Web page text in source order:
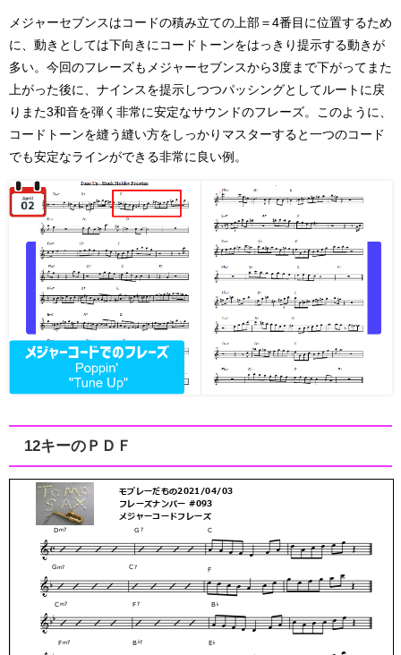
メジャーセブンスはコードの積み立ての上部＝4番目に位置するため
に、動きとしては下向きにコードトーンをはっきり提示する動きが
多い。今回のフレーズもメジャーセブンスから3度まで下がってまた
上がった後に、ナインスを提示しつつパッシングとしてルートに戻
りまた3和音を弾く非常に安定なサウンドのフレーズ。このように、
コードトーンを縫う縫い方をしっかりマスターすると一つのコード
でも安定なラインができる非常に良い例。
12キーのＰＤＦ